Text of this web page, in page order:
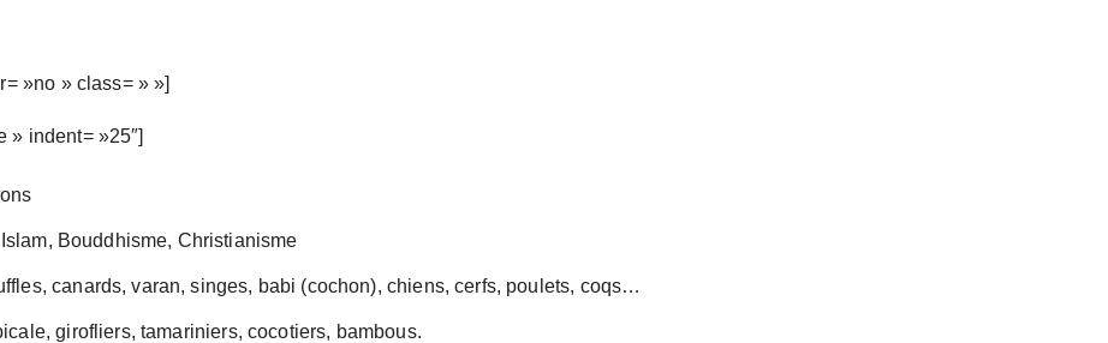
»no » class= » »]
» indent= »25″]
Bouddhisme, Christianisme
canards, varan, singes, babi (cochon), chiens, cerfs, poulets, coqs…
girofliers, tamariniers, cocotiers, bambous.